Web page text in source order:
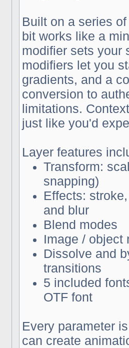
Built on a series
bit works like a
modifier sets your
modifiers let you
gradients, and a
conversion to
limitations.
just like you'd
Layer features
Transform:
snapping)
Effects:
and blur
Blend modes
Image / object
Dissolve and
transitions
5 included
OTF font
Every parameter
can create